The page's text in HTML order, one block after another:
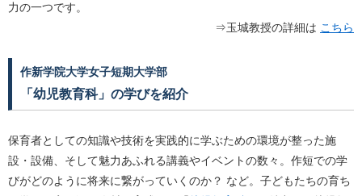
力の一つです。
⇒玉城教授の詳細は こちら
作新学院大学女子短期大学部
「幼児教育科」の学びを紹介
保育者としての知識や技術を実践的に学ぶための環境が整った施
設・設備、そして魅力あふれる講義やイベントの数々。作短での学
びがどのように将来に繋がっていくのか？ など。子どもたちの育ち